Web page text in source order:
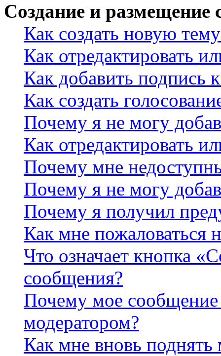
Создание и размещение
Как создать новую
Как отредактировать
Как добавить подпись
Как создать
Почему я не могу
Как отредактировать
Почему мне
Почему я не могу
Почему я получил
Как мне пожаловаться
Что означает кнопка
сообщения?
Почему мое сообщение
модератором?
Как мне вновь